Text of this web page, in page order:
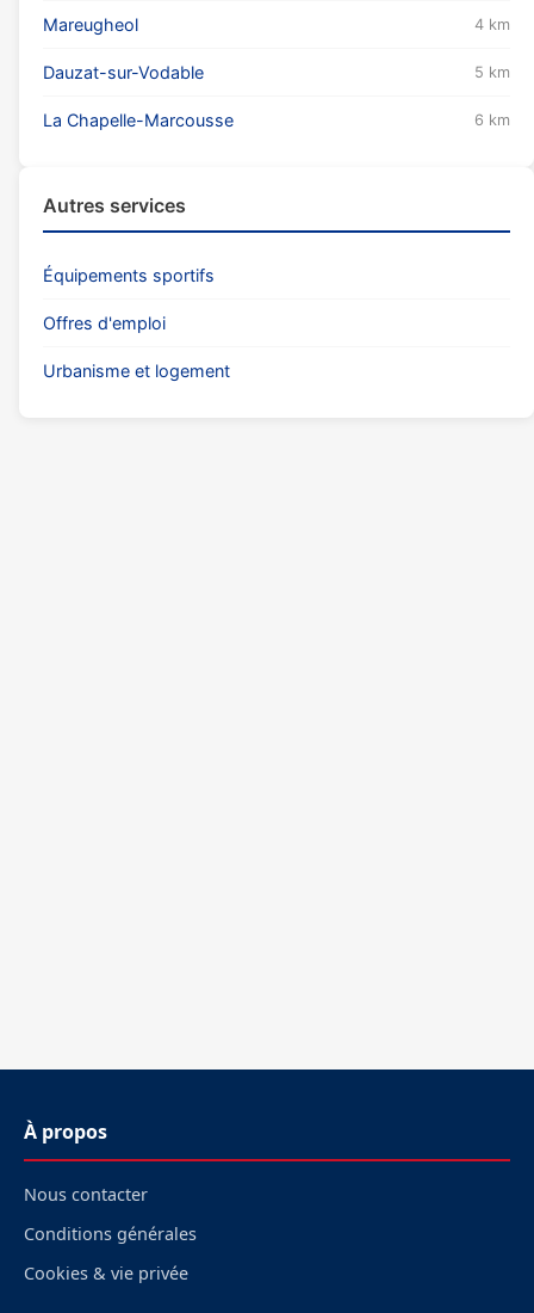
Mareugheol 4 km
Dauzat-sur-Vodable 5 km
La Chapelle-Marcousse 6 km
Autres services
Équipements sportifs
Offres d'emploi
Urbanisme et logement
À propos
Nous contacter
Conditions générales
Cookies & vie privée